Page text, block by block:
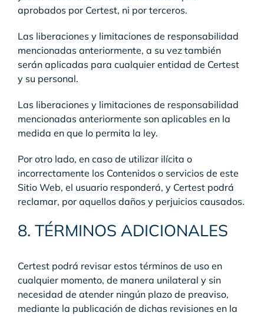
aprobados por Certest, ni por terceros.
Las liberaciones y limitaciones de responsabilidad
mencionadas anteriormente, a su vez también
serán aplicadas para cualquier entidad de Certest
y su personal.
Las liberaciones y limitaciones de responsabilidad
mencionadas anteriormente son aplicables en la
medida en que lo permita la ley.
Por otro lado, en caso de utilizar ilícita o
incorrectamente los Contenidos o servicios de este
Sitio Web, el usuario responderá, y Certest podrá
reclamar, por aquellos daños y perjuicios causados.
8. TÉRMINOS ADICIONALES
Certest podrá revisar estos términos de uso en
cualquier momento, de manera unilateral y sin
necesidad de atender ningún plazo de preaviso,
mediante la publicación de dichas revisiones en la